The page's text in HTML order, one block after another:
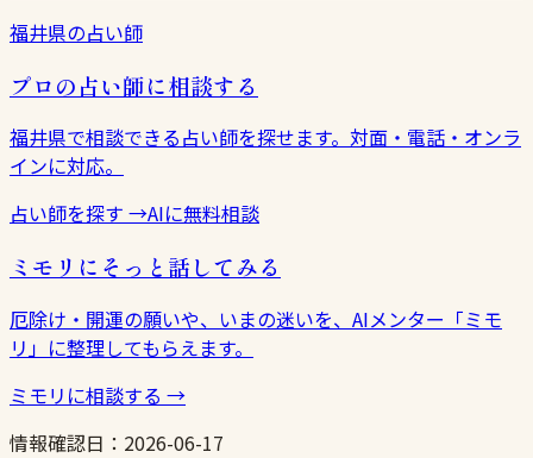
福井県の占い師
プロの占い師に相談する
福井県で相談できる占い師を探せます。対面・電話・オンラ
インに対応。
占い師を探す →AIに無料相談
ミモリにそっと話してみる
厄除け・開運の願いや、いまの迷いを、AIメンター「ミモ
リ」に整理してもらえます。
ミモリに相談する →
情報確認日： 2026-06-17